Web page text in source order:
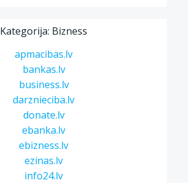
Kategorija: Bizness
apmacibas.lv
bankas.lv
business.lv
darznieciba.lv
donate.lv
ebanka.lv
ebizness.lv
ezinas.lv
info24.lv